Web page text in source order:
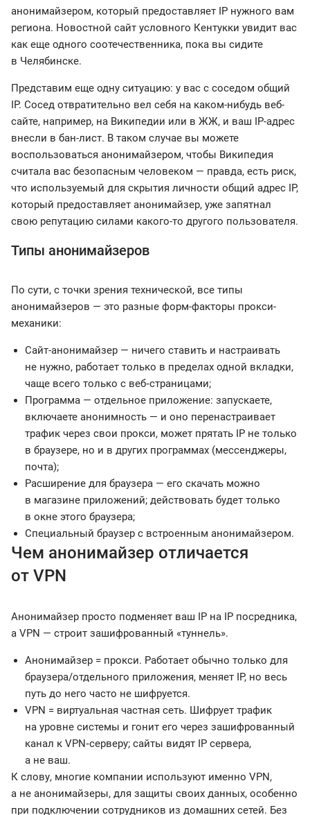
анонимайзером, который предоставляет IP нужного вам
региона. Новостной сайт условного Кентукки увидит вас
как еще одного соотечественника, пока вы сидите
в Челябинске.
Представим еще одну ситуацию: у вас с соседом общий
IP. Сосед отвратительно вел себя на каком-нибудь веб-
сайте, например, на Википедии или в ЖЖ, и ваш IP-адрес
внесли в бан-лист. В таком случае вы можете
воспользоваться анонимайзером, чтобы Википедия
считала вас безопасным человеком — правда, есть риск,
что используемый для скрытия личности общий адрес IP,
который предоставляет анонимайзер, уже запятнал
свою репутацию силами какого-то другого пользователя.
Типы анонимайзеров
По сути, с точки зрения технической, все типы
анонимайзеров — это разные форм-факторы прокси-
механики:
Сайт-анонимайзер — ничего ставить и настраивать
не нужно, работает только в пределах одной вкладки,
чаще всего только с веб‑страницами;
Программа — отдельное приложение: запускаете,
включаете анонимность — и оно перенастраивает
трафик через свои прокси, может прятать IP не только
в браузере, но и в других программах (мессенджеры,
почта);
Расширение для браузера — его скачать можно
в магазине приложений; действовать будет только
в окне этого браузера;
Специальный браузер с встроенным анонимайзером.
Чем анонимайзер отличается
от VPN
Анонимайзер просто подменяет ваш IP на IP посредника,
а VPN — строит зашифрованный «туннель».
Анонимайзер = прокси. Работает обычно только для
браузера/отдельного приложения, меняет IP, но весь
путь до него часто не шифруется.
VPN = виртуальная частная сеть. Шифрует трафик
на уровне системы и гонит его через зашифрованный
канал к VPN‑серверу; сайты видят IP сервера,
а не ваш.
К слову, многие компании используют именно VPN,
а не анонимайзеры, для защиты своих данных, особенно
при подключении сотрудников из домашних сетей. Без